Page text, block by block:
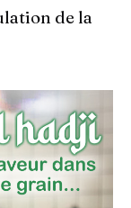
de la